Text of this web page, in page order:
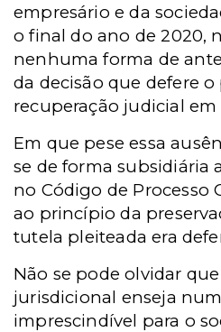
empresário e da
o final do ano de 2020,
nenhuma forma de
da decisão que defere
recuperação judicial em
Em que pese essa
se de forma subsidiária
no Código de Processo
ao princípio da
tutela pleiteada era
Não se pode olvidar
jurisdicional enseja
imprescindível para o